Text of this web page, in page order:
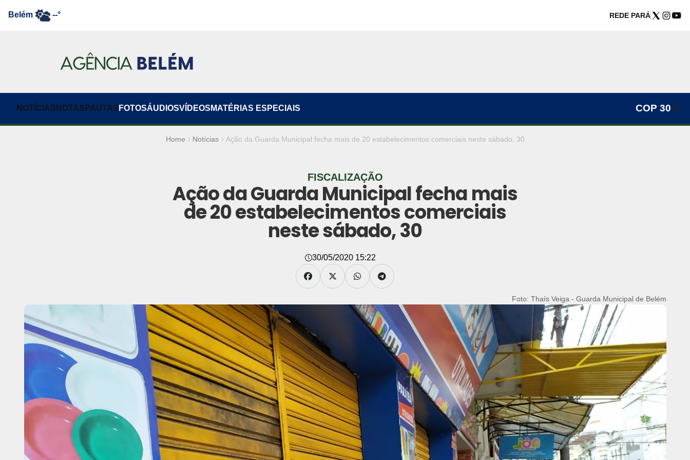
Belém --° REDE PARÁ
NOTÍCIAS NOTAS PAUTAS FOTOSÁUDIOSVÍDEOS MATÉRIAS ESPECIAIS COP 30
Home Notícias Ação da Guarda Municipal fecha mais de 20 estabelecimentos comerciais neste sábado, 30
FISCALIZAÇÃO
Ação da Guarda Municipal fecha mais
de 20 estabelecimentos comerciais
neste sábado, 30
30/05/2020 15:22
Foto: Thaís Veiga - Guarda Municipal de Belém